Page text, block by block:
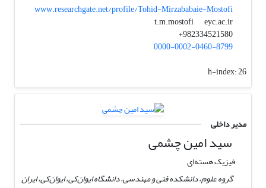
www.researchgate.net/profile/Tohid-Mirzababaie-Mostofi
t.m.mostofi
eyc.ac.ir
982334521580+
0000-0002-0460-8799
h-index:26
مدیر داخلی
سید امین چشمی
فیزیک هسته‌ای
گروه علوم، دانشکده فنی و مهندسی، دانشگاه ایوان‌کی، ایوان‌کی، ایران